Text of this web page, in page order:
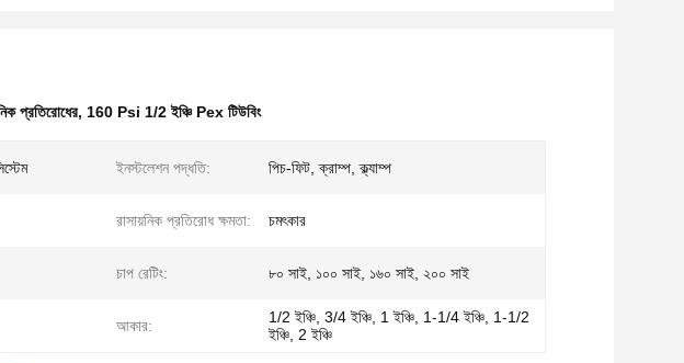
প্রতিরোধের, 160 Psi 1/2 ইঞ্চি Pex টিউবিং
ইনস্টলেশন পদ্ধতি: পিচ-ফিট, ক্রাম্প, ক্ল্যাম্প
রাসায়নিক প্রতিরোধ ক্ষমতা: চমৎকার
চাপ রেটিং: ৮০ সাই, ১০০ সাই, ১৬০ সাই, ২০০ সাই
আকার:
1/2 ইঞ্চি, 3/4 ইঞ্চি, 1 ইঞ্চি, 1-1/4 ইঞ্চি, 1-1/2
ইঞ্চি, 2 ইঞ্চি